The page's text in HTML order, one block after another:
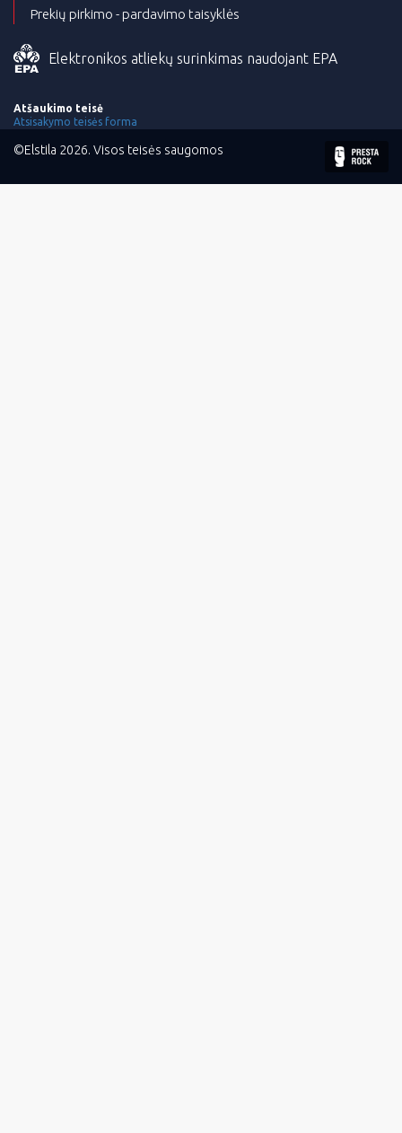
Prekių pirkimo - pardavimo taisyklės
Elektronikos atliekų surinkimas naudojant EPA
Atšaukimo teisė
Atsisakymo teisės forma
©Elstila 2026. Visos teisės saugomos